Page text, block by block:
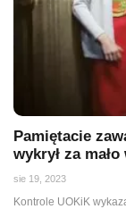
Pamiętacie
wykrył za mało
sie 19, 2023
Kontrole UOKiK